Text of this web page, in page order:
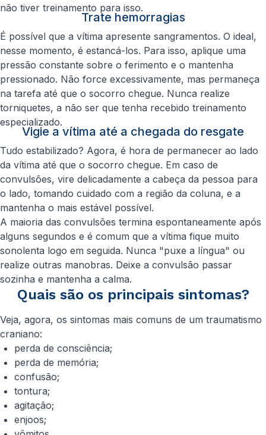
não tiver treinamento para isso.
Trate hemorragias
É possível que a vítima apresente sangramentos. O ideal,
nesse momento, é estancá-los. Para isso, aplique uma
pressão constante sobre o ferimento e o mantenha
pressionado. Não force excessivamente, mas permaneça
na tarefa até que o socorro chegue. Nunca realize
torniquetes, a não ser que tenha recebido treinamento
especializado.
Vigie a vítima até a chegada do resgate
Tudo estabilizado? Agora, é hora de permanecer ao lado
da vítima até que o socorro chegue. Em caso de
convulsões, vire delicadamente a cabeça da pessoa para
o lado, tomando cuidado com a região da coluna, e a
mantenha o mais estável possível.
A maioria das convulsões termina espontaneamente após
alguns segundos e é comum que a vítima fique muito
sonolenta logo em seguida. Nunca "puxe a língua" ou
realize outras manobras. Deixe a convulsão passar
sozinha e mantenha a calma.
Quais são os principais sintomas?
Veja, agora, os sintomas mais comuns de um traumatismo
craniano:
perda de consciência;
perda de memória;
confusão;
tontura;
agitação;
enjoos;